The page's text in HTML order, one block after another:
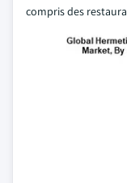
compris des